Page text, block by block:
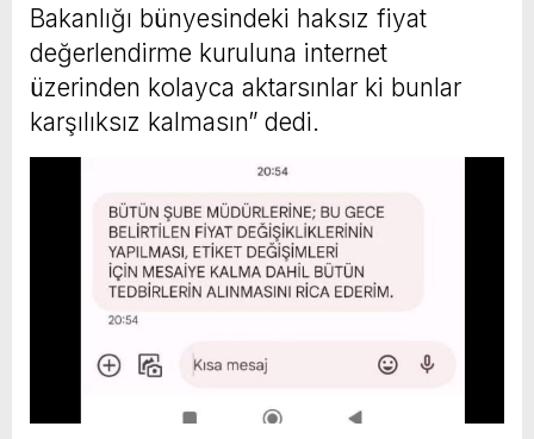
Bakanlığı bünyesindeki haksız fiyat
değerlendirme kuruluna internet
üzerinden kolayca aktarsınlar ki bunlar
karşılıksız kalmasın” dedi.